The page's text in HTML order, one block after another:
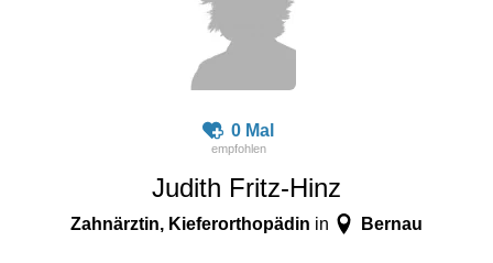
0 Mal
Judith Fritz-Hinz
Zahnärztin, Kieferorthopädin in Bernau